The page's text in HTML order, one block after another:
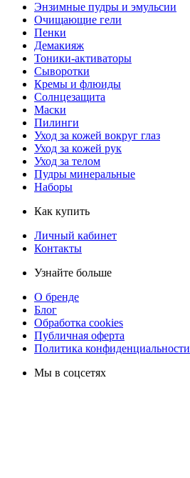
Энзимные пудры и эмульсии
Очищающие гели
Пенки
Демакияж
Тоники-активаторы
Сыворотки
Кремы и флюиды
Солнцезащита
Маски
Пилинги
Уход за кожей вокруг глаз
Уход за кожей рук
Уход за телом
Пудры минеральные
Наборы
Как купить
Личный кабинет
Контакты
Узнайте больше
О бренде
Блог
Обработка cookies
Публичная оферта
Политика конфиденциальности
Мы в соцсетях